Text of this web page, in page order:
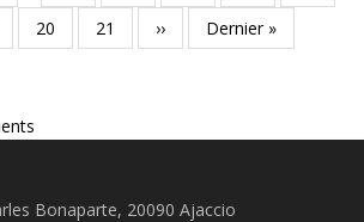
Page
20 Page
21
Page
suivante
››
Dernière
page
Dernier »
Bonaparte, 20090 Ajaccio